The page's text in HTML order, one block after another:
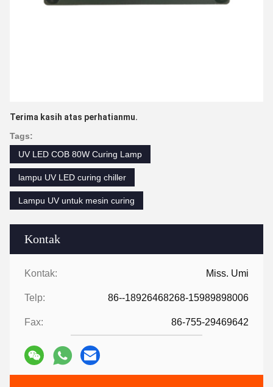
Kontak
Kontak: Miss. Umi
Telp: 86--18926468268-15989898006
Fax: 86-755-29469642
Terima kasih atas perhatianmu.
Tags:
UV LED COB 80W Curing Lamp
lampu UV LED curing chiller
Lampu UV untuk mesin curing